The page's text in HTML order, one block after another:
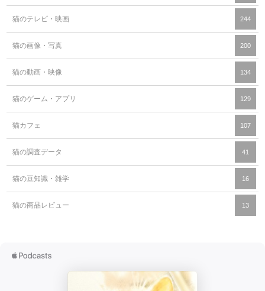
猫のテレビ・映画 244
猫の画像・写真 200
猫の動画・映像 134
猫のゲーム・アプリ 129
猫カフェ 107
猫の調査データ 41
猫の豆知識・雑学 16
猫の商品レビュー 13